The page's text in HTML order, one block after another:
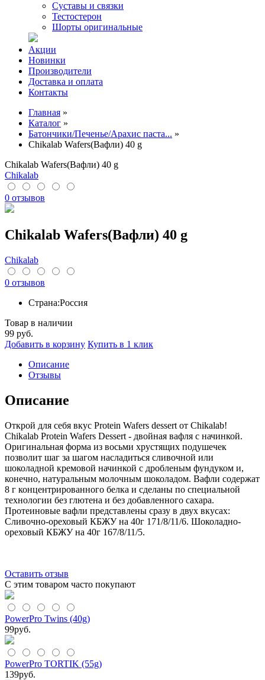
Суставы и связки
Тестостерон
Шорты оригинальные
Акции
Новинки
Производители
Доставка и оплата
Контакты
Главная »
Каталог »
Батончики/Печенье/Арахис паста... »
Chikalab Wafers(Вафли) 40 g
Chikalab Wafers(Вафли) 40 g
Chikalab
0 отзывов
Chikalab Wafers(Вафли) 40 g
Chikalab
0 отзывов
Страна:Россия
Товар в наличии
99 руб.
Добавить в корзину Купить в 1 клик
Описание
Отзывы
Описание
Открой для себя вкус Protein Wafers dessert от Сhikalab!
Chikalab Protein Wafers Dessert - двойная вафля с начинкой.
Оригинальная форма из восьми хрустящих подушечек
позволит шаг за шагом насладиться сливочной или
шоколадной кремовой начинкой с дробленым фундуком и,
конечно, натуральным молочным шоколадом. Вафли содержат
8 г концентрированного белка и сделаны по специальной
технологии без глютена и без добавленного сахара.
Протеиновые вафли представлены сразу в двух вкусах:
Сливочно-ореховый КБЖУ на 40г 171/8/11/6. Шоколадно-
ореховый КБЖУ на 40г 167/8/11/5.
Оставить отзыв
С этим товаром часто покупают
PowerPro Twins (40g)
99руб.
PowerPro TORTIK (55g)
139руб.